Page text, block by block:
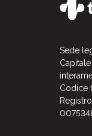
Sede
Codice